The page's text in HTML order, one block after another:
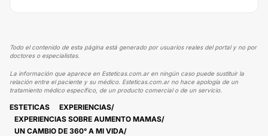
Todo el contenido de esta página está generado por usuarios reales del portal y no por
doctores o especialistas.
La información que aparece en Esteticas.com.ar en ningún caso puede sustituir la
relación entre el paciente y su médico. Esteticas.com.ar no hace apología de un
tratamiento médico específico, de un producto comercial o de un servicio.
ESTETICAS
EXPERIENCIAS
EXPERIENCIAS SOBRE AUMENTO MAMAS
UN CAMBIO DE 360° A MI VIDA